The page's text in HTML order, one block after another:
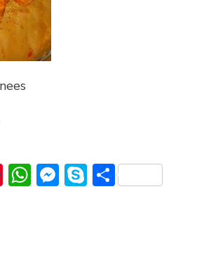
Pinterest
WhatsApp
Messenger
Skype
Delen